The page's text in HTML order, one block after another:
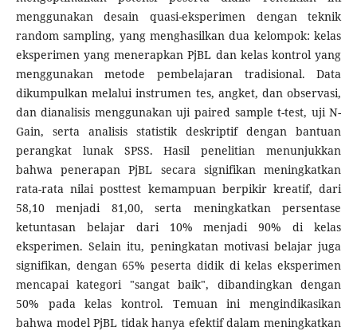
menggunakan desain quasi-eksperimen dengan teknik
random sampling, yang menghasilkan dua kelompok: kelas
eksperimen yang menerapkan PjBL dan kelas kontrol yang
menggunakan metode pembelajaran tradisional. Data
dikumpulkan melalui instrumen tes, angket, dan observasi,
dan dianalisis menggunakan uji paired sample t-test, uji N-
Gain, serta analisis statistik deskriptif dengan bantuan
perangkat lunak SPSS. Hasil penelitian menunjukkan
bahwa penerapan PjBL secara signifikan meningkatkan
rata-rata nilai posttest kemampuan berpikir kreatif, dari
58,10 menjadi 81,00, serta meningkatkan persentase
ketuntasan belajar dari 10% menjadi 90% di kelas
eksperimen. Selain itu, peningkatan motivasi belajar juga
signifikan, dengan 65% peserta didik di kelas eksperimen
mencapai kategori "sangat baik", dibandingkan dengan
50% pada kelas kontrol. Temuan ini mengindikasikan
bahwa model PjBL tidak hanya efektif dalam meningkatkan